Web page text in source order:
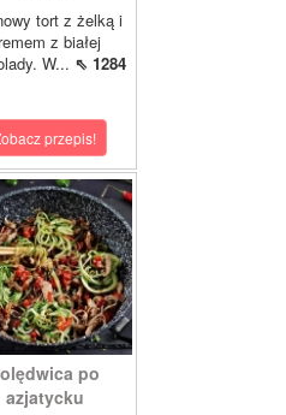
tort z żelką i
z białej
W... ⇖ 1284
przepis!
po
azjatycku